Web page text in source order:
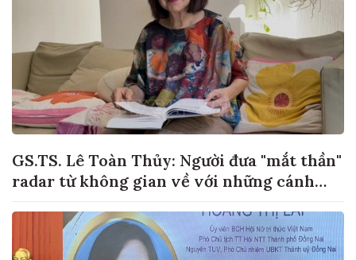
GS.TS. Lê Toàn Thủy: Người đưa "mắt thần"
radar từ không gian về với những cánh